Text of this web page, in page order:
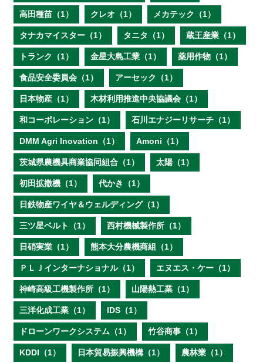
高田種苗（1） クレオ（1） メカテック（1）
タナカマイスター（1） タニタ（1） 蔵王産業（1）
トランク（1） 金星大島工業（1） 薬用作物（1）
食品安全委員会（1） アーセック（1）
日本物産（1） 木材利用推進中央協議会（1）
和コーポレーション（1） 石川エナジーリサーチ（1）
DMM Agri Inovation（1） Amoni（1）
茨城県農機具商業協同組合（1） 太陽（1）
初田拡撒機（1） 代かき（1）
日鉄物産ワイヤ＆ウェルディング（1）
三ツ星ベルト（1） 西村機械製作所（1）
日硝実業（1） 熊本大分農機商組（1）
ＰＬＪインターナショナル（1） エヌエス・ケー（1）
神崎高級工機製作所（1） 山陽熱工業（1）
三洋化成工業（1） IDS（1）
ドローンワークシステム（1） 竹谷商事（1）
KDDI（1） 日本貿易振興機構（1） 農林業（1）